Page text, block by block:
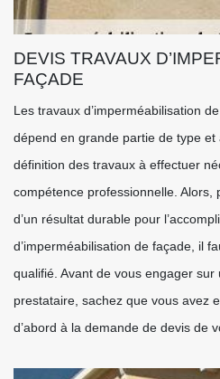
DEVIS TRAVAUX
FAÇADE
Les travaux d’imperméabilisation
dépend en grande partie de type et
définition des travaux à effectuer
compétence professionnelle. Alors,
d’un résultat durable pour
d’imperméabilisation de façade, il
qualifié. Avant de vous engager
prestataire, sachez que vous avez
d’abord à la demande de devis de